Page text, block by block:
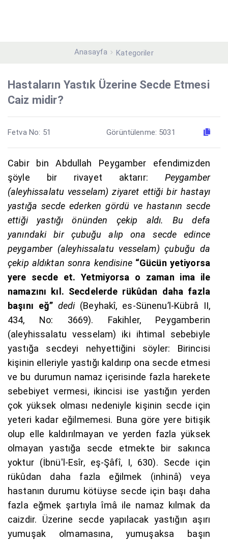
Anasayfa Kategoriler
Hastaların Yastık Üzerine Secde Etmesi
Caiz midir?
Fetva No: 51 Görüntülenme: 5031
Cabir bin Abdullah Peygamber efendimizden
şöyle bir rivayet aktarır: Peygamber
(aleyhissalatu vesselam) ziyaret ettiği bir hastayı
yastığa secde ederken gördü ve hastanın secde
ettiği yastığı önünden çekip aldı. Bu defa
yanındaki bir çubuğu alıp ona secde edince
peygamber (aleyhissalatu vesselam) çubuğu da
çekip aldıktan sonra kendisine “Gücün yetiyorsa
yere secde et. Yetmiyorsa o zaman ima ile
namazını kıl. Secdelerde rükûdan daha fazla
başını eğ” dedi(Beyhakî, es-Sünenu’l-Kübrâ II,
434, No: 3669). Fakihler, Peygamberin
(aleyhissalatu vesselam) iki ihtimal sebebiyle
yastığa secdeyi nehyettiğini söyler: Birincisi
kişinin elleriyle yastığı kaldırıp ona secde etmesi
ve bu durumun namaz içerisinde fazla harekete
sebebiyet vermesi, ikincisi ise yastığın yerden
çok yüksek olması nedeniyle kişinin secde için
yeteri kadar eğilmemesi. Buna göre yere bitişik
olup elle kaldırılmayan ve yerden fazla yüksek
olmayan yastığa secde etmekte bir sakınca
yoktur (İbnü'l-Esîr, eş-Şâfî, I, 630). Secde için
rükûdan daha fazla eğilmek (inhinâ) veya
hastanın durumu kötüyse secde için başı daha
fazla eğmek şartıyla îmâ ile namaz kılmak da
caizdir. Üzerine secde yapılacak yastığın aşırı
yumuşak olmamasına, yumuşaksa başın